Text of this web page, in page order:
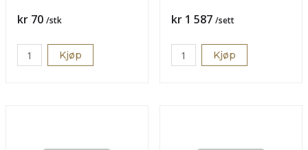
Pris
kr 70 /stk
Kjøp
Pris
kr 1 587 /sett
Kjøp